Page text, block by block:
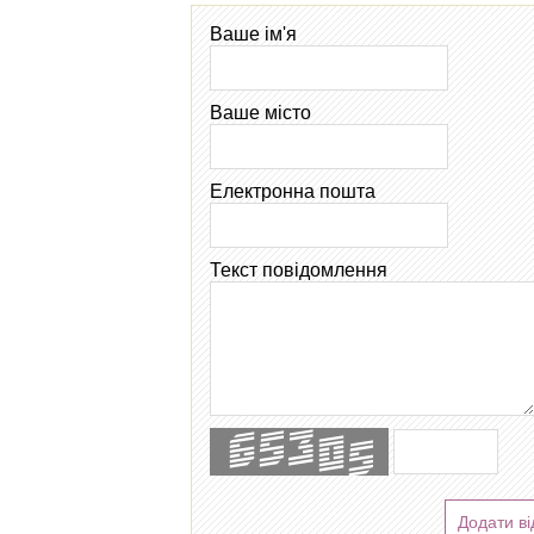
Ваше ім'я
Ваше місто
Електронна пошта
Текст повідомлення
Додати